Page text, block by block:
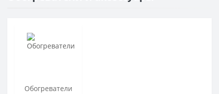
Обогреватели